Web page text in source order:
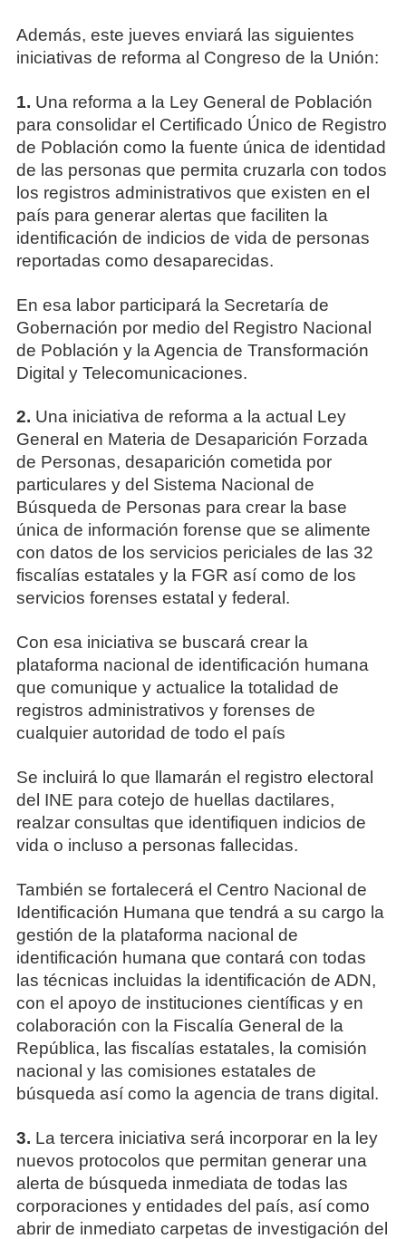
Además, este jueves enviará las siguientes
iniciativas de reforma al Congreso de la Unión:
1. Una reforma a la Ley General de Población
para consolidar el Certificado Único de Registro
de Población como la fuente única de identidad
de las personas que permita cruzarla con todos
los registros administrativos que existen en el
país para generar alertas que faciliten la
identificación de indicios de vida de personas
reportadas como desaparecidas.
En esa labor participará la Secretaría de
Gobernación por medio del Registro Nacional
de Población y la Agencia de Transformación
Digital y Telecomunicaciones.
2. Una iniciativa de reforma a la actual Ley
General en Materia de Desaparición Forzada
de Personas, desaparición cometida por
particulares y del Sistema Nacional de
Búsqueda de Personas para crear la base
única de información forense que se alimente
con datos de los servicios periciales de las 32
fiscalías estatales y la FGR así como de los
servicios forenses estatal y federal.
Con esa iniciativa se buscará crear la
plataforma nacional de identificación humana
que comunique y actualice la totalidad de
registros administrativos y forenses de
cualquier autoridad de todo el país
Se incluirá lo que llamarán el registro electoral
del INE para cotejo de huellas dactilares,
realzar consultas que identifiquen indicios de
vida o incluso a personas fallecidas.
También se fortalecerá el Centro Nacional de
Identificación Humana que tendrá a su cargo la
gestión de la plataforma nacional de
identificación humana que contará con todas
las técnicas incluidas la identificación de ADN,
con el apoyo de instituciones científicas y en
colaboración con la Fiscalía General de la
República, las fiscalías estatales, la comisión
nacional y las comisiones estatales de
búsqueda así como la agencia de trans digital.
3. La tercera iniciativa será incorporar en la ley
nuevos protocolos que permitan generar una
alerta de búsqueda inmediata de todas las
corporaciones y entidades del país, así como
abrir de inmediato carpetas de investigación del